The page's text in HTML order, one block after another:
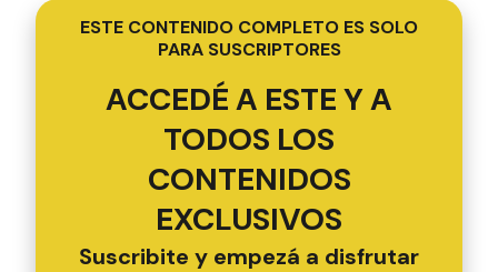
ESTE CONTENIDO COMPLETO ES SOLO
PARA SUSCRIPTORES
ACCEDÉ A ESTE Y A
TODOS LOS
CONTENIDOS
EXCLUSIVOS
Suscribite y empezá a disfrutar